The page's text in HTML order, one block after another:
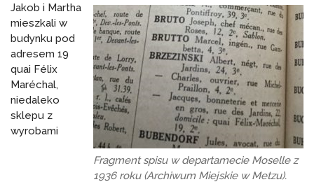
Fragment spisu w departamecie Moselle z
1936 roku (Archiwum Miejskie w Metzu).
Jakob i Martha
mieszkali w
budynku pod
adresem 19
quai Félix
Maréchal,
niedaleko
sklepu z
wyrobami